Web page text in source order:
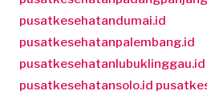
pusatkesehatandumai.id
pusatkesehatanpalembang.id
pusatkesehatanlubuklinggau.id
pusatkesehatansolo.id